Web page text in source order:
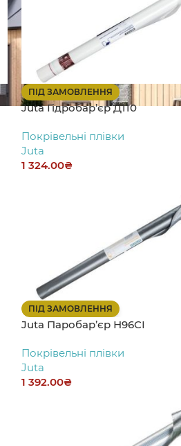
ПІД ЗАМОВЛЕННЯ
Juta Гідробар’єр Д110
Покрівельні плівки
Juta
1 324.00₴
ПІД ЗАМОВЛЕННЯ
Juta Паробар’єр Н96СІ
Покрівельні плівки
Juta
1 392.00₴